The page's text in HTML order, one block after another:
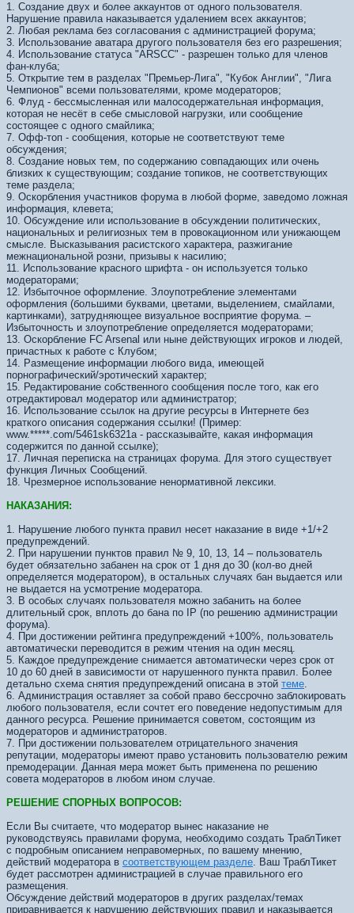
1. Создание двух и более аккаунтов от одного пользователя.
Нарушение правила наказывается удалением всех аккаунтов;
2. Любая реклама без согласования с администрацией форума;
3. Использование аватара другого пользователя без его разрешения;
4. Использование статуса "ARSCC" - разрешен только для членов
фан-клуба;
5. Открытие тем в разделах "Премьер-Лига", "Кубок Англии", "Лига
Чемпионов" всеми пользователями, кроме модераторов;
6. Флуд - бессмысленная или малосодержательная информация,
которая не несёт в себе смысловой нагрузки, или сообщение
состоящее с одного смайлика;
7. Офф-топ - сообщения, которые не соответствуют теме
обсуждения;
8. Создание новых тем, по содержанию совпадающих или очень
близких к существующим; создание топиков, не соответствующих
теме раздела;
9. Оскорбления участников форума в любой форме, заведомо ложная
информация, клевета;
10. Обсуждение или использование в обсуждении политических,
национальных и религиозных тем в провокационном или унижающем
смысле. Высказывания расистского характера, разжигание
межнациональной розни, призывы к насилию;
11. Использование красного шрифта - он используется только
модераторами;
12. Избыточное оформление. Злоупотребление элементами
оформления (большими буквами, цветами, выделением, смайлами,
картинками), затрудняющее визуальное восприятие форума. –
Избыточность и злоупотребление определяется модераторами;
13. Оскорбление FC Arsenal или ныне действующих игроков и людей,
причастных к работе с Клубом;
14. Размещение информации любого вида, имеющей
порнографический/эротический характер;
15. Редактирование собственного сообщения после того, как его
отредактировал модератор или администратор;
16. Использование ссылок на другие ресурсы в Интернете без
краткого описания содержания ссылки! (Пример:
www.*****.com/5461sk6321а - рассказывайте, какая информация
содержится по данной ссылке);
17. Личная переписка на страницах форума. Для этого существует
функция Личных Сообщений.
18. Чрезмерное использование ненормативной лексики.
НАКАЗАНИЯ:
1. Нарушение любого пункта правил несет наказание в виде +1/+2
предупреждений.
2. При нарушении пунктов правил № 9, 10, 13, 14 – пользователь
будет обязательно забанен на срок от 1 дня до 30 (кол-во дней
определяется модератором), в остальных случаях бан выдается или
не выдается на усмотрение модератора.
3. В особых случаях пользователя можно забанить на более
длительный срок, вплоть до бана по IP (по решению администрации
форума).
4. При достижении рейтинга предупреждений +100%, пользователь
автоматически переводится в режим чтения на один месяц.
5. Каждое предупреждение снимается автоматически через срок от
10 до 60 дней в зависимости от нарушенного пункта правил. Более
детально схема снятия предупреждений описана в этой теме.
6. Администрация оставляет за собой право бессрочно заблокировать
любого пользователя, если сочтет его поведение недопустимым для
данного ресурса. Решение принимается советом, состоящим из
модераторов и администраторов.
7. При достижении пользователем отрицательного значения
репутации, модераторы имеют право установить пользователю режим
премодерации. Данная мера может быть применена по решению
совета модераторов в любом ином случае.
РЕШЕНИЕ СПОРНЫХ ВОПРОСОВ:
Если Вы считаете, что модератор вынес наказание не
руководствуясь правилами форума, необходимо создать ТраблТикет
с подробным описанием неправомерных, по вашему мнению,
действий модератора в соответствующем разделе. Ваш ТраблТикет
будет рассмотрен администрацией в случае правильного его
размещения.
Обсуждение действий модераторов в других разделах/темах
приравнивается к нарушению действующих правил и наказывается